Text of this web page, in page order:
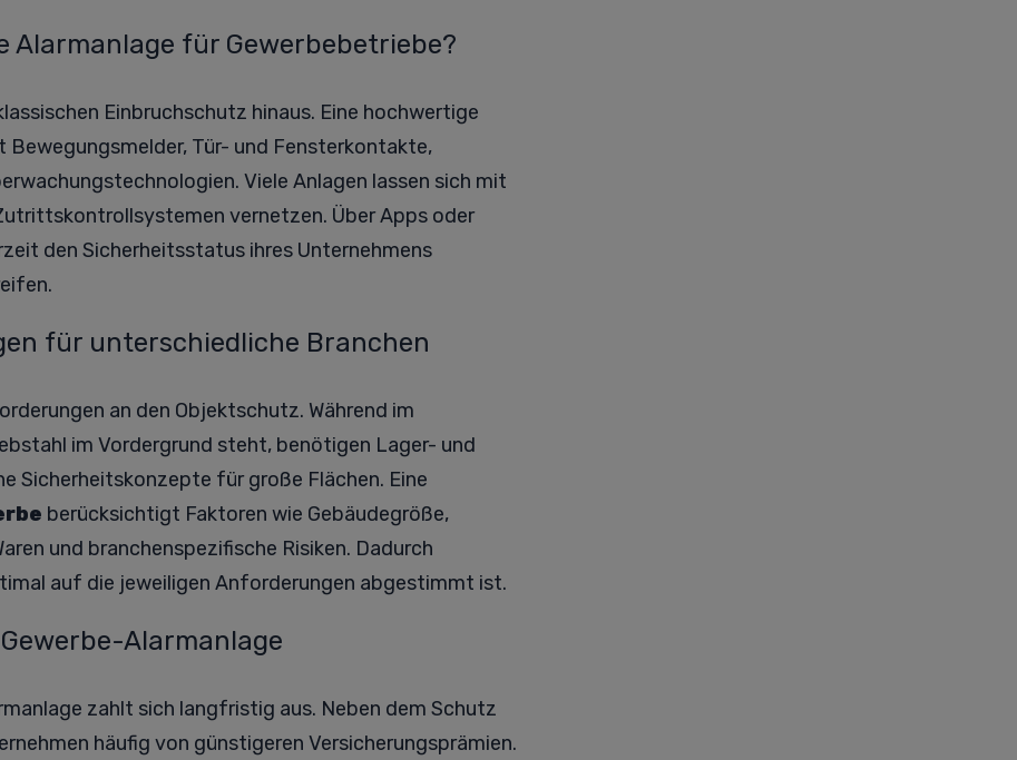
Alarmanlage für Gewerbebetriebe?
Einbruchschutz hinaus. Eine hochwertige
Bewegungsmelder, Tür- und Fensterkontakte,
Viele Anlagen lassen sich mit
vernetzen. Über Apps oder
den Sicherheitsstatus ihres Unternehmens
für unterschiedliche Branchen
an den Objektschutz. Während im
im Vordergrund steht, benötigen Lager- und
Sicherheitskonzepte für große Flächen. Eine
berücksichtigt Faktoren wie Gebäudegröße,
und branchenspezifische Risiken. Dadurch
auf die jeweiligen Anforderungen abgestimmt ist.
Alarmanlage
zahlt sich langfristig aus. Neben dem Schutz
häufig von günstigeren Versicherungsprämien.